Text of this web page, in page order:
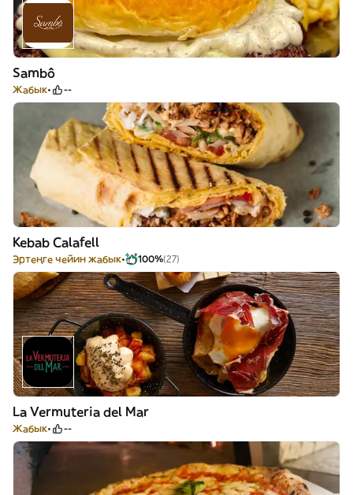
Sambô
Жабык --
Kebab Calafell
Эртеңге чейин жабык 100%(27)
La Vermuteria del Mar
Жабык --